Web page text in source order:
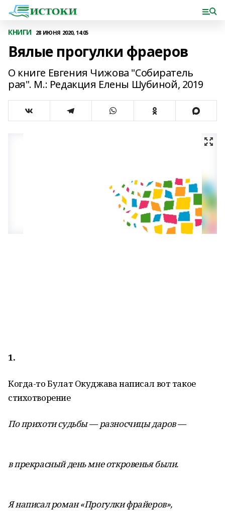
КНИГИ 28 ИЮНЯ 2020, 14:05
Вялые прогулки фраеров
О книге Евгения Чижова "Собиратель
рая". М.: Редакция Елены Шубиной, 2019
1.
Когда-то Булат Окуджава написал вот такое
стихотворение
По прихоти судьбы — разносчицы даров —
в прекрасный день мне откровенья были.
Я написал роман «Прогулки фрайеров»,